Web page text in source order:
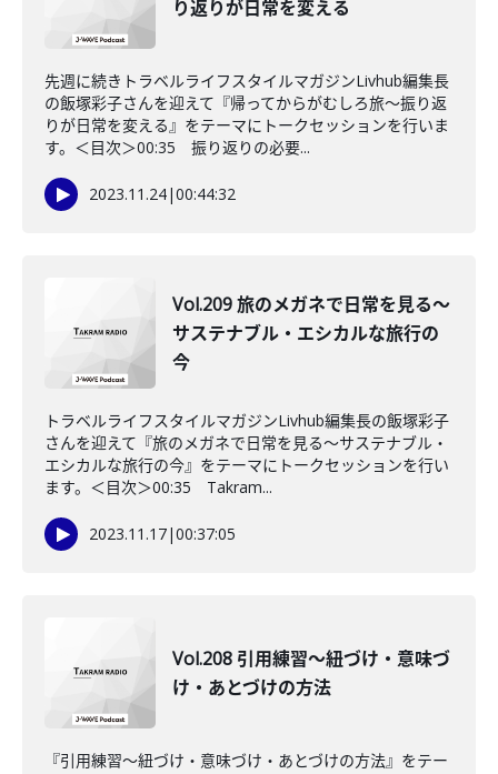
り返りが日常を変える
先週に続きトラベルライフスタイルマガジンLivhub編集長
の飯塚彩子さんを迎えて『帰ってからがむしろ旅〜振り返
りが日常を変える』をテーマにトークセッションを行いま
す。＜目次＞00:35 振り返りの必要...
2023.11.24|00:44:32
Vol.209 旅のメガネで日常を見る〜
サステナブル・エシカルな旅行の
今
トラベルライフスタイルマガジンLivhub編集長の飯塚彩子
さんを迎えて『旅のメガネで日常を見る〜サステナブル・
エシカルな旅行の今』をテーマにトークセッションを行い
ます。＜目次＞00:35 Takram...
2023.11.17|00:37:05
Vol.208 引用練習〜紐づけ・意味づ
け・あとづけの方法
『引用練習〜紐づけ・意味づけ・あとづけの方法』をテー